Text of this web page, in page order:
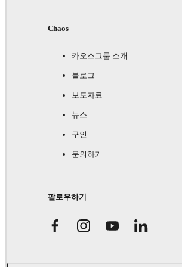
Chaos
카오스그룹 소개
블로그
보도자료
뉴스
구인
문의하기
팔로우하기